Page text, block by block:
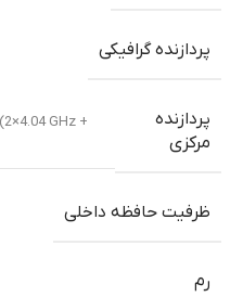
پردازنده گرافیکی
پردازنده
مرکزی
GHz +
ظرفیت حافظه داخلی
رم